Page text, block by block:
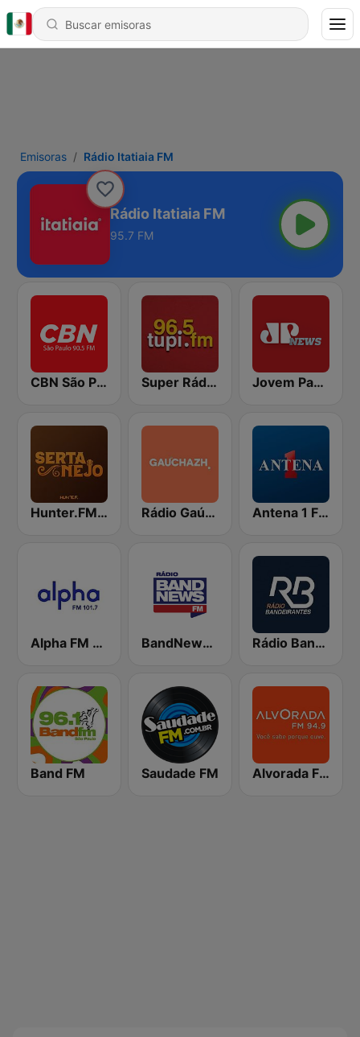
Emisoras Rádio Itatiaia FM
Rádio Itatiaia FM
95.7 FM
CBN São Paulo Super Rádio Tupi Jovem Pan News
Hunter.FM - Sertanejo Rádio Gaúcha ZH Antena 1 FM
Alpha FM 101.7 BandNews FM - 96.9 SP Rádio Bandeirantes
Band FM Saudade FM Alvorada FM 94.9